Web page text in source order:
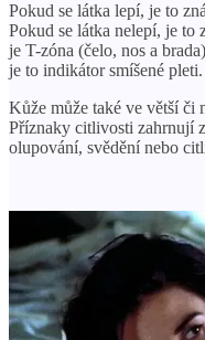
Pokud se látka lepí, je to
Pokud se látka nelepí, je to
je T-zóna (čelo, nos a
je to indikátor smíšené pleti.
Kůže může také ve větší či
Příznaky citlivosti zahrnují
olupování, svědění nebo